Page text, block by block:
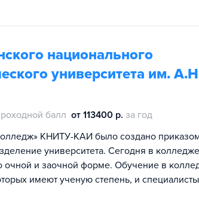
национального
университета им.
балл от 113400 р. за год
КНИТУ-КАИ было создано
университета. Сегодня в
очной и заочной форме. Обучение в
имеют ученую степень, и